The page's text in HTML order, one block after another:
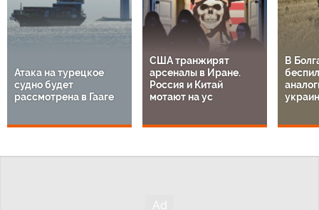
Атака на турецкое
судно будет
рассмотрена в Гааге
США транжирят
арсеналы в Иране.
Россия и Китай
мотают на ус
В